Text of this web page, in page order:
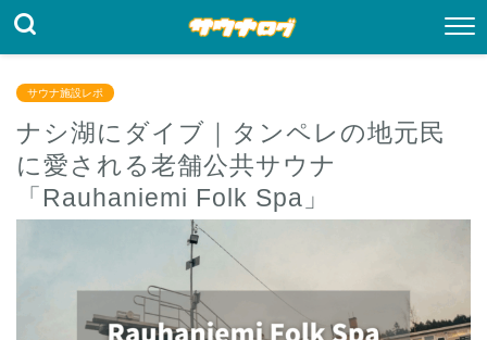
サウナ施設レポ
ナシ湖にダイブ｜タンペレの地元民
に愛される老舗公共サウナ
「Rauhaniemi Folk Spa」